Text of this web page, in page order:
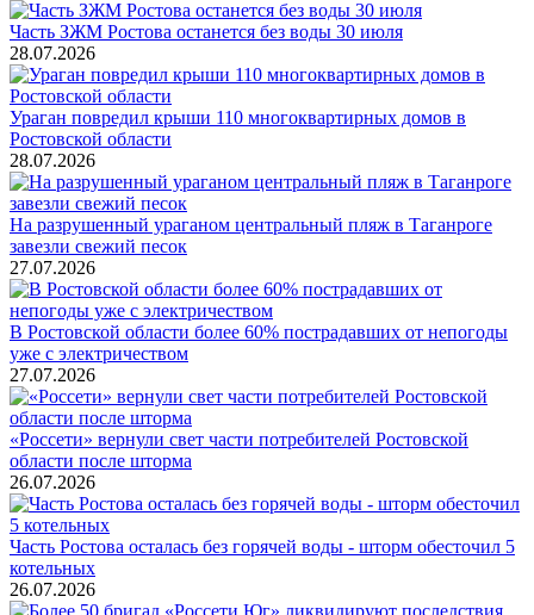
Часть ЗЖМ Ростова останется без воды 30 июля
28.07.2026
Ураган повредил крыши 110 многоквартирных домов в
Ростовской области
28.07.2026
На разрушенный ураганом центральный пляж в Таганроге
завезли свежий песок
27.07.2026
В Ростовской области более 60% пострадавших от непогоды
уже с электричеством
27.07.2026
«Россети» вернули свет части потребителей Ростовской
области после шторма
26.07.2026
Часть Ростова осталась без горячей воды - шторм обесточил 5
котельных
26.07.2026